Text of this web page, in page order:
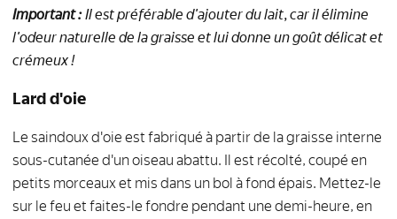
Important :Il est préférable d'ajouter du lait, car il élimine
l'odeur naturelle de la graisse et lui donne un goût délicat et
crémeux !
Lard d'oie
Le saindoux d'oie est fabriqué à partir de la graisse interne
sous-cutanée d'un oiseau abattu. Il est récolté, coupé en
petits morceaux et mis dans un bol à fond épais. Mettez-le
sur le feu et faites-le fondre pendant une demi-heure, en